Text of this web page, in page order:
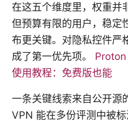
在这五个维度里，权重并
但预算有限的用户，稳定
布更关键。对隐私控件严
成了第一优先项。 Proton
使用教程：免费版也能
一条关键线索来自公开源
VPN 能在多份评测中被